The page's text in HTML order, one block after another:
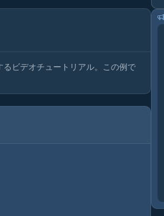
ビデオチュートリアル。この例で